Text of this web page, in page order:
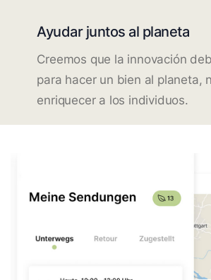
Ayudar juntos al planeta
Creemos que la innovación
para hacer un bien al planeta,
enriquecer a los individuos.